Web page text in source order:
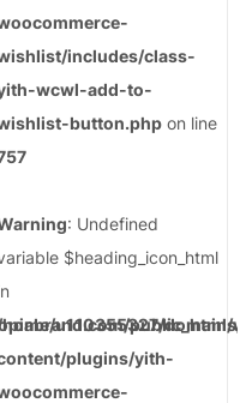
public_html/
includes/class-
wcwl-add-to-
button.php on line
: Undefined
$heading_icon_html
u110355327/
plugins/yith-